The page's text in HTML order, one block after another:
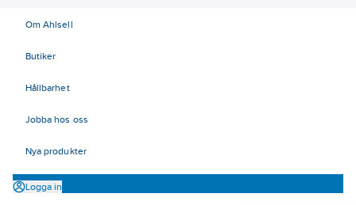
Om Ahlsell
Butiker
Hållbarhet
Jobba hos oss
Nya produkter
Logga in